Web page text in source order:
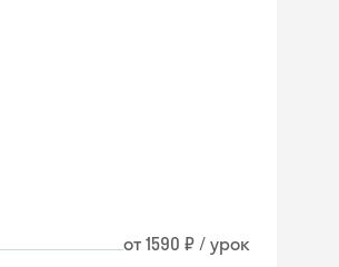
от 1590 ₽ / урок